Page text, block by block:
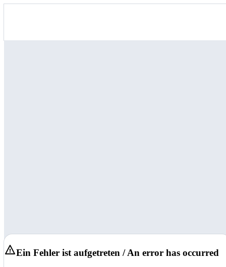
Ein Fehler ist aufgetreten / An error has occurred